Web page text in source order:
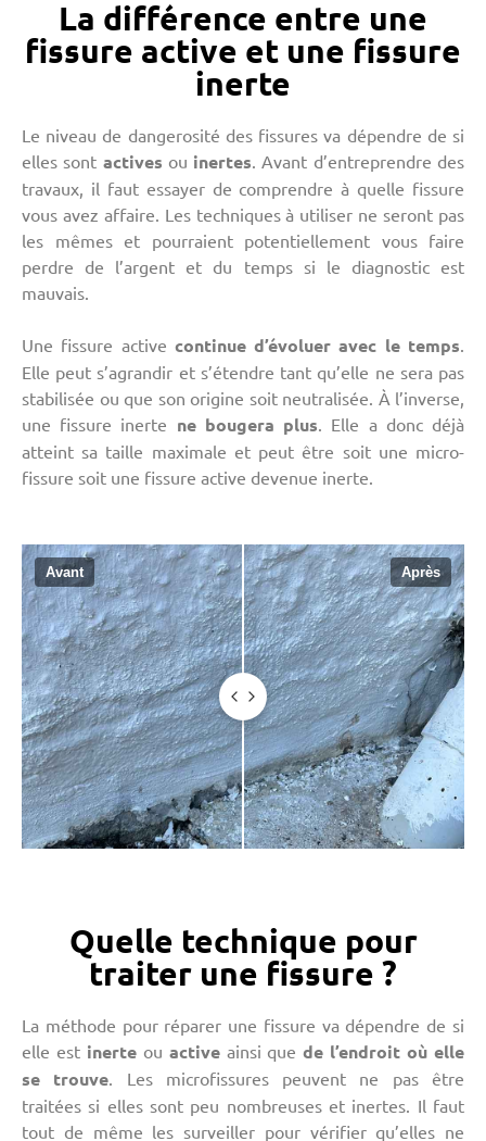
La différence entre une
fissure active et une fissure
inerte
Le niveau de dangerosité des fissures va dépendre de si
elles sont actives ou inertes. Avant d’entreprendre des
travaux, il faut essayer de comprendre à quelle fissure
vous avez affaire. Les techniques à utiliser ne seront pas
les mêmes et pourraient potentiellement vous faire
perdre de l’argent et du temps si le diagnostic est
mauvais.
Une fissure active continue d’évoluer avec le temps.
Elle peut s’agrandir et s’étendre tant qu’elle ne sera pas
stabilisée ou que son origine soit neutralisée. À l’inverse,
une fissure inerte ne bougera plus. Elle a donc déjà
atteint sa taille maximale et peut être soit une micro-
fissure soit une fissure active devenue inerte.
Avant Après
Quelle technique pour
traiter une fissure ?
La méthode pour réparer une fissure va dépendre de si
elle est inerteou activeainsi quede l’endroit où elle
se trouve . Les microfissures peuvent ne pas être
traitées si elles sont peu nombreuses et inertes. Il faut
tout de même les surveiller pour vérifier qu’elles ne